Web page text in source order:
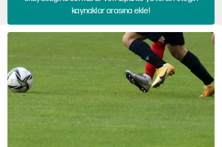
kaynaklar arasına ekle!